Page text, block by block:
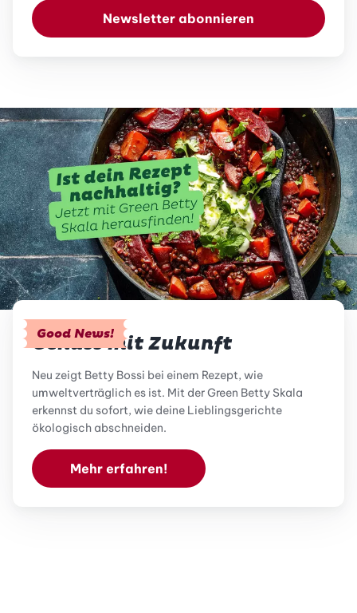
Newsletter abonnieren
Good News!
Genuss mit Zukunft
Neu zeigt Betty Bossi bei einem Rezept, wie
umweltverträglich es ist. Mit der Green Betty Skala
erkennst du sofort, wie deine Lieblingsgerichte
ökologisch abschneiden.
Mehr erfahren!